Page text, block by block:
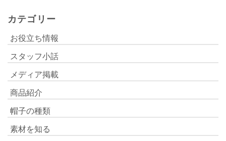
カテゴリー
お役立ち情報
スタッフ小話
メディア掲載
商品紹介
帽子の種類
素材を知る